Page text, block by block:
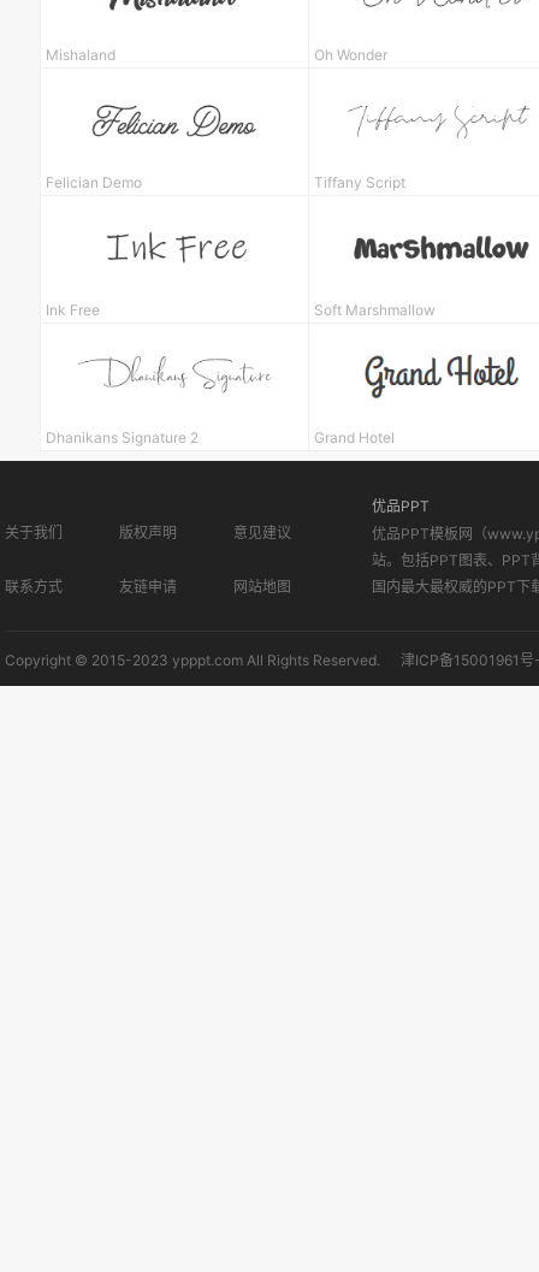
Mishaland Oh Wonder
Felician Demo Tiffany Script
Ink Free Soft Marshmallow
Dhanikans Signature 2 Grand Hotel
关于我们 版权声明 意见建议
联系方式 友链申请 网站地图
优品PPT
优品PPT模板网（
站。包括PPT图表、PPT
国内最大最权威的PPT下
Copyright © 2015-2023 ypppt.com All Rights Reserved. 津ICP备15001961号